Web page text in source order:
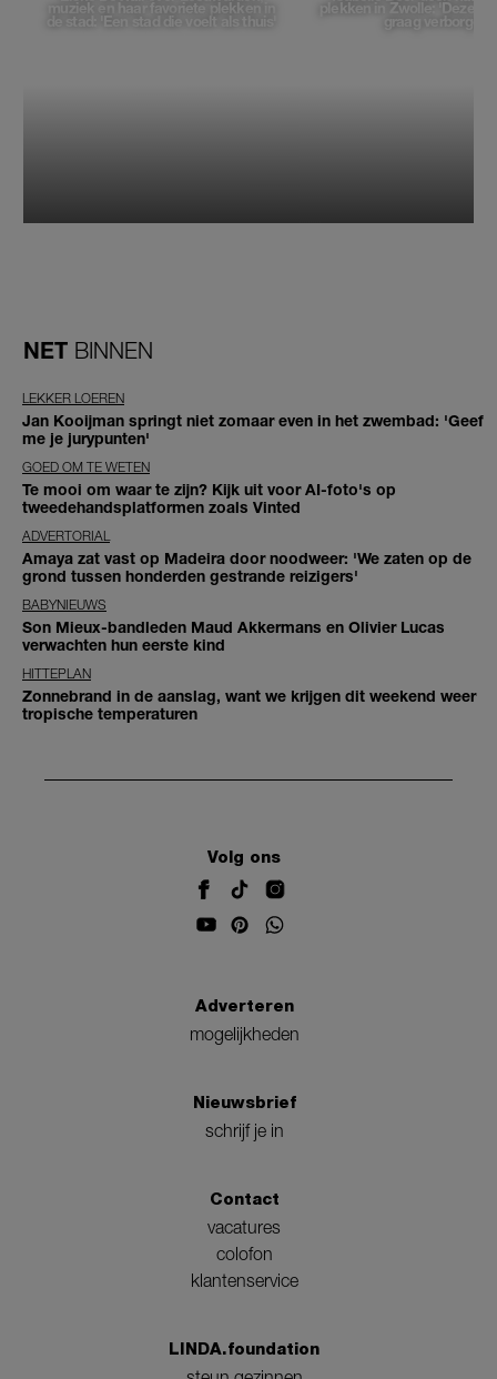
muziek en haar favoriete plekken in
de stad: 'Een stad die voelt als thuis'
plekken in Zwolle: 'Deze
graag verborgen'
NET BINNEN
LEKKER LOEREN
Jan Kooijman springt niet zomaar even in het zwembad: 'Geef
me je jurypunten'
GOED OM TE WETEN
Te mooi om waar te zijn? Kijk uit voor AI-foto's op
tweedehandsplatformen zoals Vinted
ADVERTORIAL
Amaya zat vast op Madeira door noodweer: 'We zaten op de
grond tussen honderden gestrande reizigers'
BABYNIEUWS
Son Mieux-bandleden Maud Akkermans en Olivier Lucas
verwachten hun eerste kind
HITTEPLAN
Zonnebrand in de aanslag, want we krijgen dit weekend weer
tropische temperaturen
Volg ons
Adverteren
mogelijkheden
Nieuwsbrief
schrijf je in
Contact
vacatures
colofon
klantenservice
LINDA.foundation